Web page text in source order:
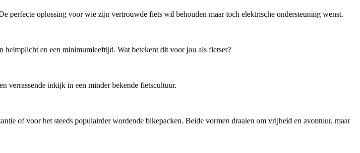
perfecte oplossing voor wie zijn vertrouwde fiets wil behouden maar toch elektrische ondersteuning wenst.
en een minimumleeftijd. Wat betekent dit voor jou als fietser?
verrassende inkijk in een minder bekende fietscultuur.
of voor het steeds populairder wordende bikepacken. Beide vormen draaien om vrijheid en avontuur, maar